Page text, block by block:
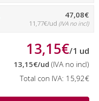
47,08€
11,77€/ud (IVA no incl)
13,15€/1 ud
13,15€/ud (IVA no incl)
Total con IVA: 15,92€